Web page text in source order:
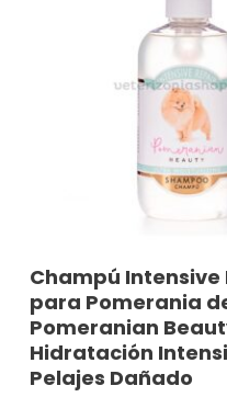
Añadir Al
Champú Intensive
para Pomerania
Pomeranian
Hidratación
Pelajes Dañado